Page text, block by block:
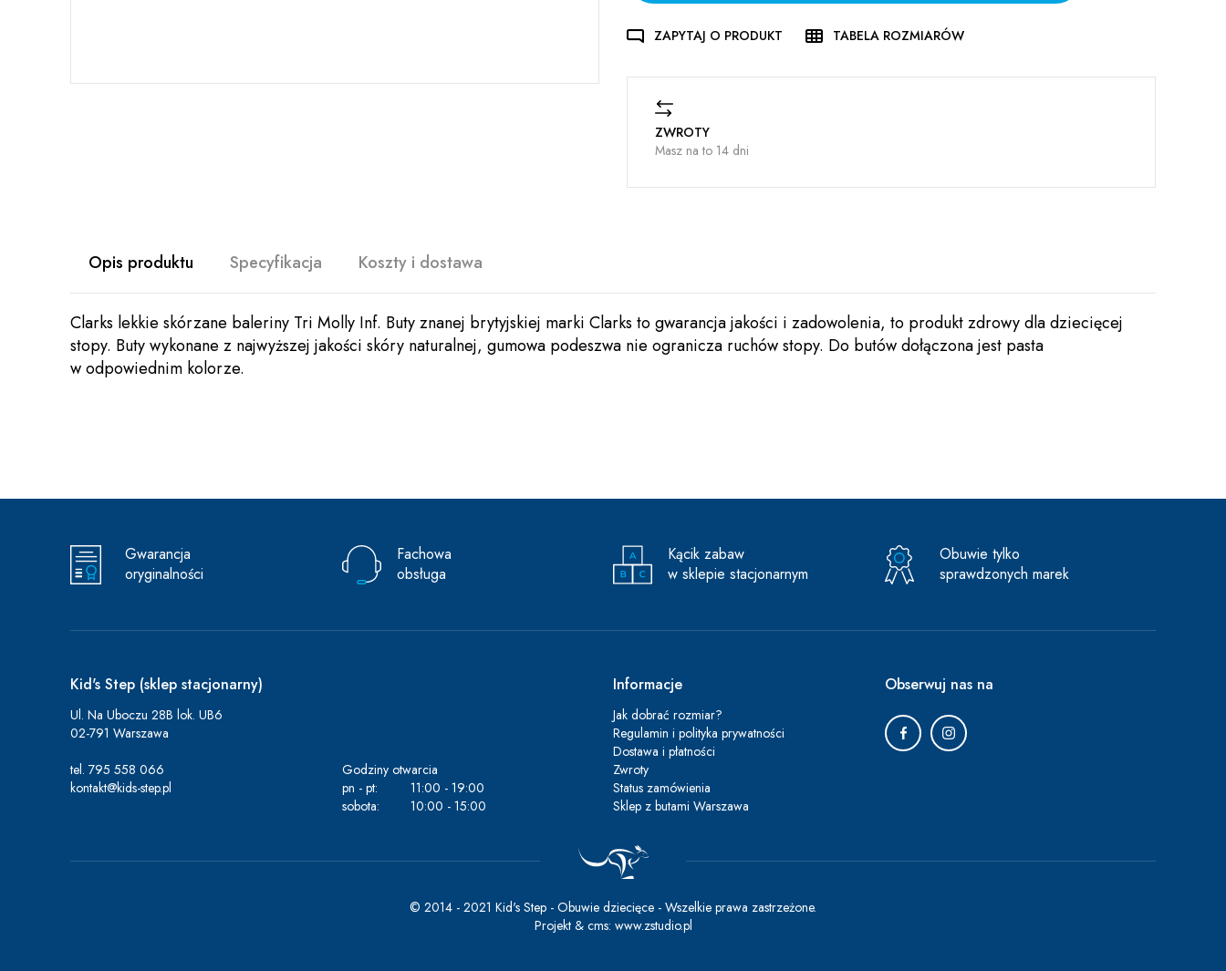
ZAPYTAJ O PRODUKT TABELA ROZMIARÓW
ZWROTY
Masz na to 14 dni
Opis produktu Specyfikacja Koszty i dostawa
Clarks lekkie skórzane baleriny Tri Molly Inf. Buty znanej brytyjskiej marki Clarks to gwarancja jakości i zadowolenia, to produkt zdrowy dla dziecięcej
stopy. Buty wykonane z najwyższej jakości skóry naturalnej, gumowa podeszwa nie ogranicza ruchów stopy. Do butów dołączona jest pasta
w odpowiednim kolorze.
Gwarancja
oryginalności
Fachowa
obsługa
Kącik zabaw
w sklepie stacjonarnym
Obuwie tylko
sprawdzonych marek
Kid's Step (sklep stacjonarny)
Ul. Na Uboczu 28B lok. UB6
02-791 Warszawa
tel. 795 558 066
kontakt@kids-step.pl
Godziny otwarcia
pn - pt:
11:00 - 19:00
sobota:
10:00 - 15:00
Informacje
Jak dobrać rozmiar?
Regulamin i polityka prywatności
Dostawa i płatności
Zwroty
Status zamówienia
Sklep z butami Warszawa
Obserwuj nas na
© 2014 - 2021 Kid's Step - Obuwie dziecięce - Wszelkie prawa zastrzeżone.
Projekt & cms: www.zstudio.pl